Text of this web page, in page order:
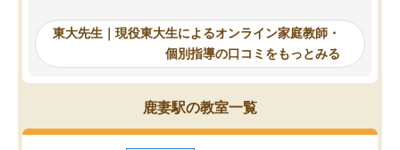
れるので、親としても安心です。毎日
使える自習室とかもあり、わからない
ところがあれば先生が回答してくれる
のも重宝しています。
自習室が毎日使えていつ
るのが心強かったよう
謝です。
東大先生｜現役東大生によるオンライン家庭教師・
個別指導の口コミをもっとみる
鹿妻駅の教室一覧